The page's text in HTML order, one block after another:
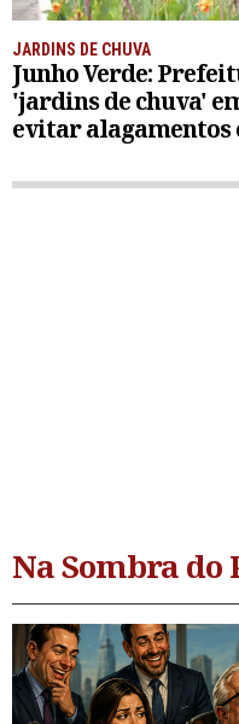
JARDINS DE CHUVA
Junho Verde:
'jardins de chuva'
evitar alagamentos
Na Sombra do